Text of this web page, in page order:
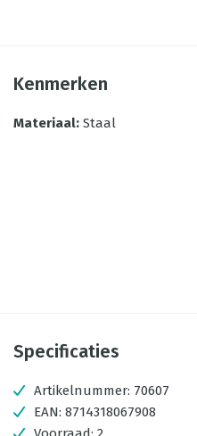
Kenmerken
Materiaal: Staal
Specificaties
Artikelnummer: 70607
EAN: 8714318067908